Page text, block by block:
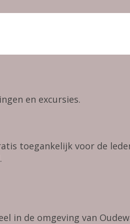
en excursies.
toegankelijk voor de
in de omgeving van